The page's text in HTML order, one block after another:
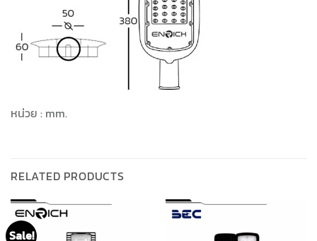
หน่วย : mm.
RELATED PRODUCTS
Sale!